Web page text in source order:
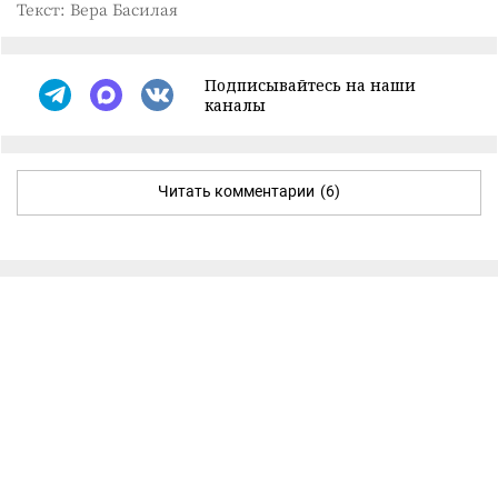
Текст: Вера Басилая
Подписывайтесь на наши
каналы
Читать комментарии (6)